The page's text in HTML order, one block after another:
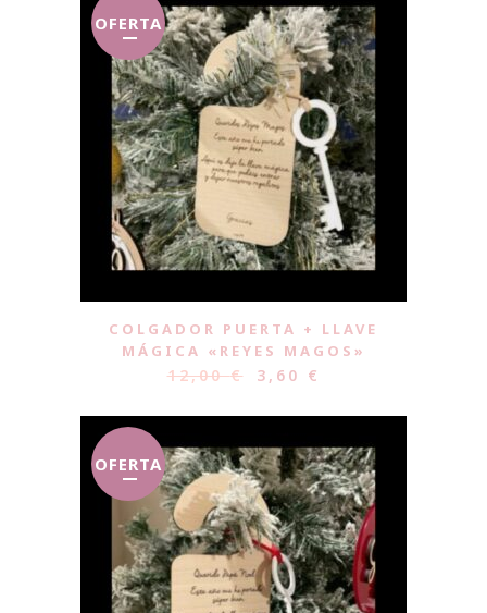
OFERTA
COLGADOR PUERTA + LLAVE
MÁGICA «REYES MAGOS»
12,00€ 3,60 €
OFERTA